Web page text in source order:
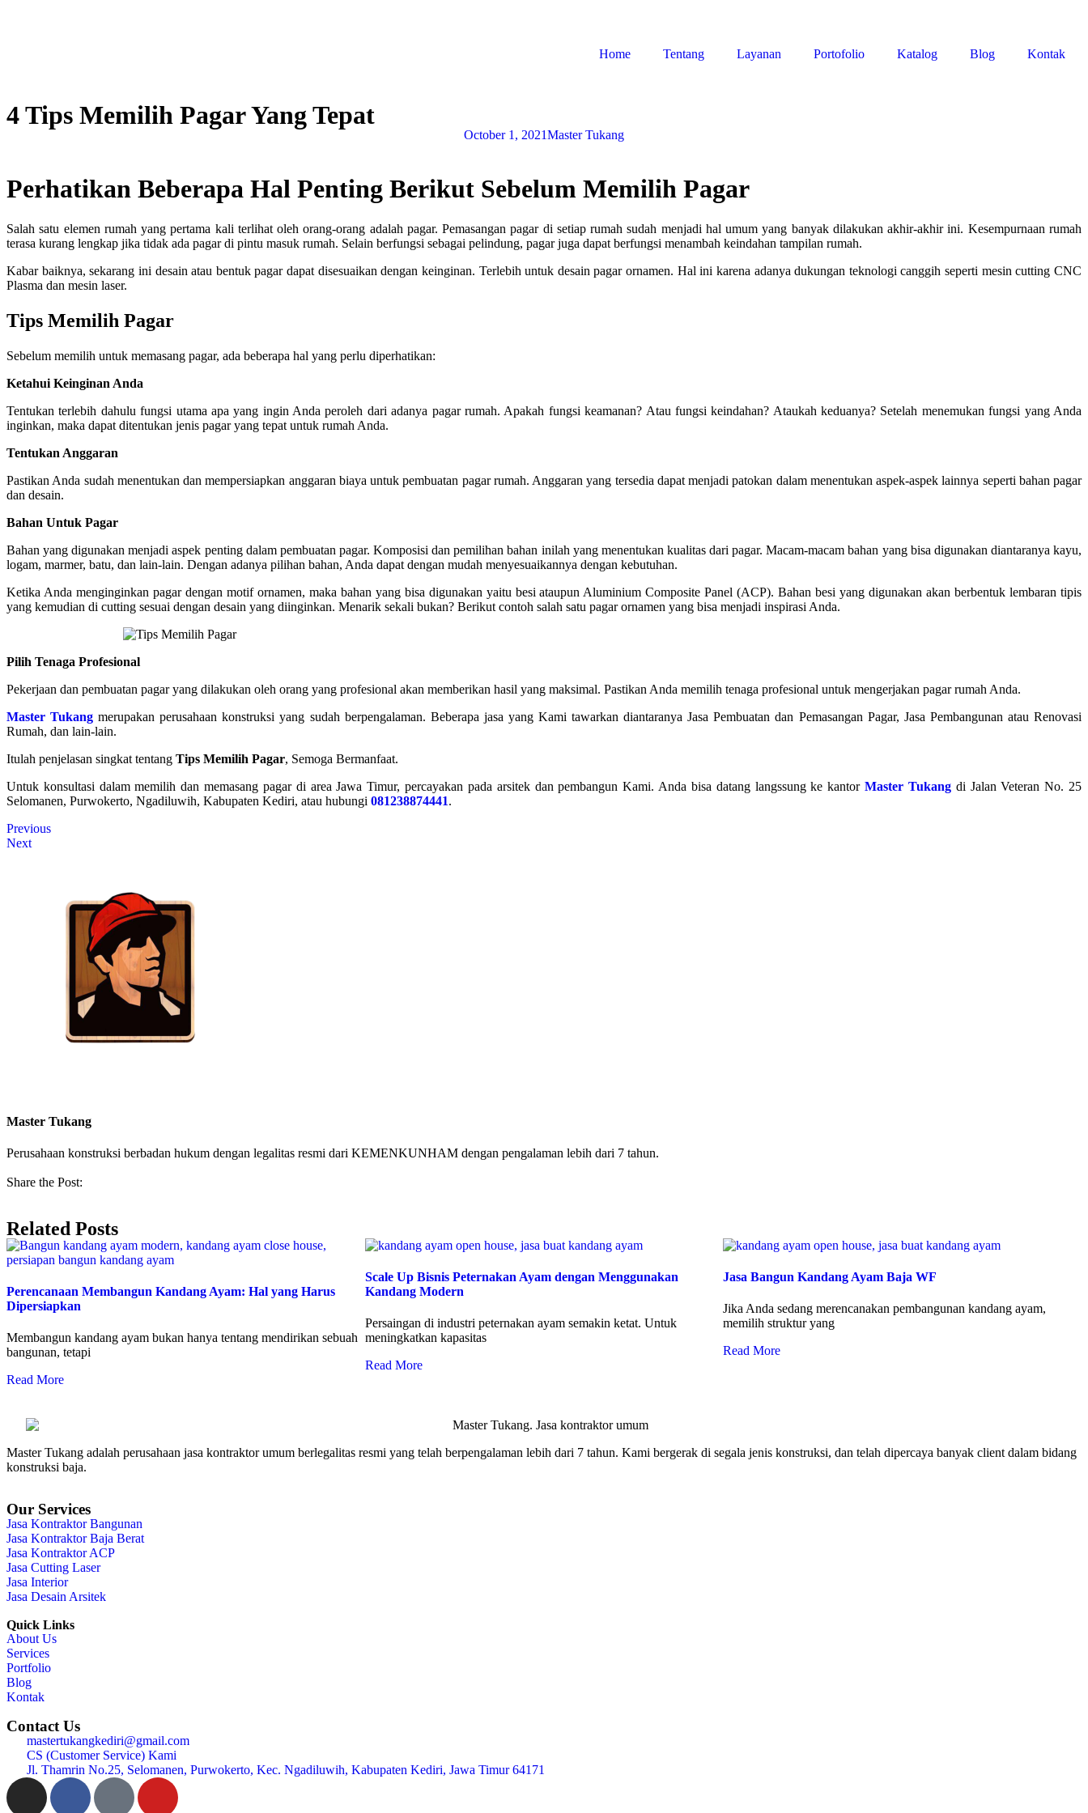
Home Tentang Layanan Portofolio Katalog Blog Kontak
4 Tips Memilih Pagar Yang Tepat
October 1, 2021Master Tukang
Perhatikan Beberapa Hal Penting Berikut Sebelum Memilih Pagar
Salah satu elemen rumah yang pertama kali terlihat oleh orang-orang adalah pagar. Pemasangan pagar di setiap rumah sudah menjadi hal umum yang banyak dilakukan akhir-akhir ini. Kesempurnaan rumah
terasa kurang lengkap jika tidak ada pagar di pintu masuk rumah. Selain berfungsi sebagai pelindung, pagar juga dapat berfungsi menambah keindahan tampilan rumah.
Kabar baiknya, sekarang ini desain atau bentuk pagar dapat disesuaikan dengan keinginan. Terlebih untuk desain pagar ornamen. Hal ini karena adanya dukungan teknologi canggih seperti mesin cutting CNC
Plasma dan mesin laser.
Tips Memilih Pagar
Sebelum memilih untuk memasang pagar, ada beberapa hal yang perlu diperhatikan:
Ketahui Keinginan Anda
Tentukan terlebih dahulu fungsi utama apa yang ingin Anda peroleh dari adanya pagar rumah. Apakah fungsi keamanan? Atau fungsi keindahan? Ataukah keduanya? Setelah menemukan fungsi yang Anda
inginkan, maka dapat ditentukan jenis pagar yang tepat untuk rumah Anda.
Tentukan Anggaran
Pastikan Anda sudah menentukan dan mempersiapkan anggaran biaya untuk pembuatan pagar rumah. Anggaran yang tersedia dapat menjadi patokan dalam menentukan aspek-aspek lainnya seperti bahan pagar
dan desain.
Bahan Untuk Pagar
Bahan yang digunakan menjadi aspek penting dalam pembuatan pagar. Komposisi dan pemilihan bahan inilah yang menentukan kualitas dari pagar. Macam-macam bahan yang bisa digunakan diantaranya kayu,
logam, marmer, batu, dan lain-lain. Dengan adanya pilihan bahan, Anda dapat dengan mudah menyesuaikannya dengan kebutuhan.
Ketika Anda menginginkan pagar dengan motif ornamen, maka bahan yang bisa digunakan yaitu besi ataupun Aluminium Composite Panel (ACP). Bahan besi yang digunakan akan berbentuk lembaran tipis
yang kemudian di cutting sesuai dengan desain yang diinginkan. Menarik sekali bukan? Berikut contoh salah satu pagar ornamen yang bisa menjadi inspirasi Anda.
Pilih Tenaga Profesional
Pekerjaan dan pembuatan pagar yang dilakukan oleh orang yang profesional akan memberikan hasil yang maksimal. Pastikan Anda memilih tenaga profesional untuk mengerjakan pagar rumah Anda.
Master Tukang merupakan perusahaan konstruksi yang sudah berpengalaman. Beberapa jasa yang Kami tawarkan diantaranya Jasa Pembuatan dan Pemasangan Pagar, Jasa Pembangunan atau Renovasi
Rumah, dan lain-lain.
Itulah penjelasan singkat tentang Tips Memilih Pagar, Semoga Bermanfaat.
Untuk konsultasi dalam memilih dan memasang pagar di area Jawa Timur, percayakan pada arsitek dan pembangun Kami. Anda bisa datang langssung ke kantorMaster Tukangdi Jalan Veteran No. 25
Selomanen, Purwokerto, Ngadiluwih, Kabupaten Kediri, atau hubungi 081238874441.
Previous
Next
Master Tukang
Perusahaan konstruksi berbadan hukum dengan legalitas resmi dari KEMENKUNHAM dengan pengalaman lebih dari 7 tahun.
Share the Post:
Related Posts
Perencanaan Membangun Kandang Ayam: Hal yang Harus
Dipersiapkan
Membangun kandang ayam bukan hanya tentang mendirikan sebuah
bangunan, tetapi
Read More
Scale Up Bisnis Peternakan Ayam dengan Menggunakan
Kandang Modern
Persaingan di industri peternakan ayam semakin ketat. Untuk
meningkatkan kapasitas
Read More
Jasa Bangun Kandang Ayam Baja WF
Jika Anda sedang merencanakan pembangunan kandang ayam,
memilih struktur yang
Read More
Master Tukang adalah perusahaan jasa kontraktor umum berlegalitas resmi yang telah berpengalaman lebih dari 7 tahun. Kami bergerak di segala jenis konstruksi, dan telah dipercaya banyak client dalam bidang
konstruksi baja.
Our Services
Jasa Kontraktor Bangunan
Jasa Kontraktor Baja Berat
Jasa Kontraktor ACP
Jasa Cutting Laser
Jasa Interior
Jasa Desain Arsitek
Quick Links
About Us
Services
Portfolio
Blog
Kontak
Contact Us
mastertukangkediri@gmail.com
CS (Customer Service) Kami
Jl. Thamrin No.25, Selomanen, Purwokerto, Kec. Ngadiluwih, Kabupaten Kediri, Jawa Timur 64171